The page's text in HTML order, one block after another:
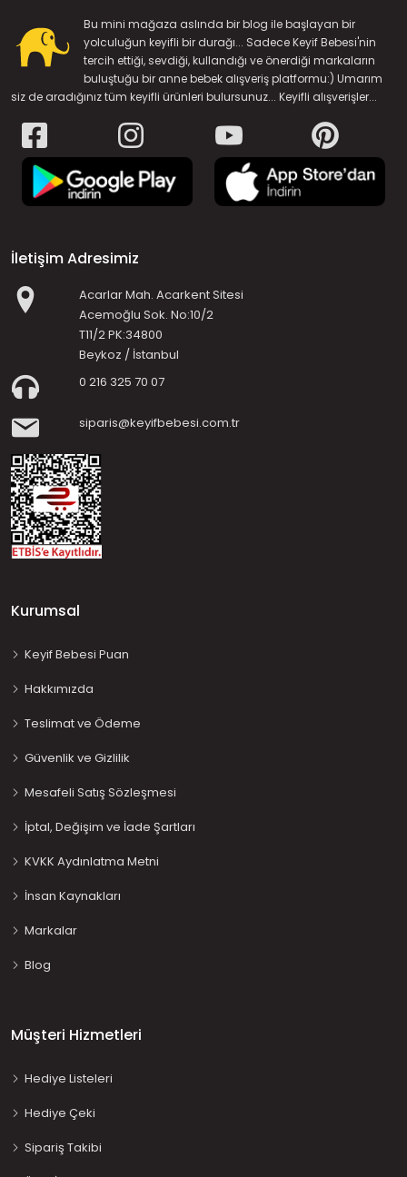
Bu mini mağaza aslında bir blog ile başlayan bir
yolculuğun keyifli bir durağı... Sadece Keyif Bebesi'nin
tercih ettiği, sevdiği, kullandığı ve önerdiği markaların
buluştuğu bir anne bebek alışveriş platformu:) Umarım
siz de aradığınız tüm keyifli ürünleri bulursunuz... Keyifli alışverişler...
İletişim Adresimiz
Acarlar Mah. Acarkent Sitesi
Acemoğlu Sok. No:10/2
T11/2 PK:34800
Beykoz / İstanbul
0 216 325 70 07
siparis@keyifbebesi.com.tr
Kurumsal
Keyif Bebesi Puan
Hakkımızda
Teslimat ve Ödeme
Güvenlik ve Gizlilik
Mesafeli Satış Sözleşmesi
İptal, Değişim ve İade Şartları
KVKK Aydınlatma Metni
İnsan Kaynakları
Markalar
Blog
Müşteri Hizmetleri
Hediye Listeleri
Hediye Çeki
Sipariş Takibi